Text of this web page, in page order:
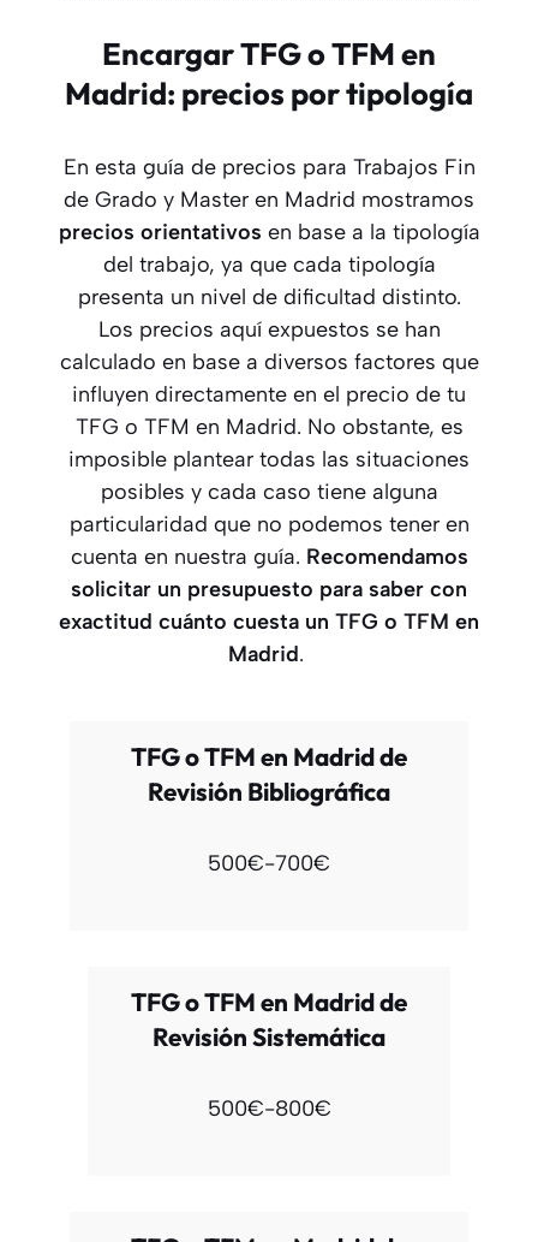
Encargar TFG o TFM en
Madrid: precios por tipología
En esta guía de precios para Trabajos Fin
de Grado y Master en Madrid mostramos
precios orientativos en base a la tipología
del trabajo, ya que cada tipología
presenta un nivel de dificultad distinto.
Los precios aquí expuestos se han
calculado en base a diversos factores que
influyen directamente en el precio de tu
TFG o TFM en Madrid. No obstante, es
imposible plantear todas las situaciones
posibles y cada caso tiene alguna
particularidad que no podemos tener en
cuenta en nuestra guía. Recomendamos
solicitar un presupuesto para saber con
exactitud cuánto cuesta un TFG o TFM en
Madrid.
TFG o TFM en Madrid de
Revisión Bibliográfica
500€-700€
TFG o TFM en Madrid de
Revisión Sistemática
500€-800€